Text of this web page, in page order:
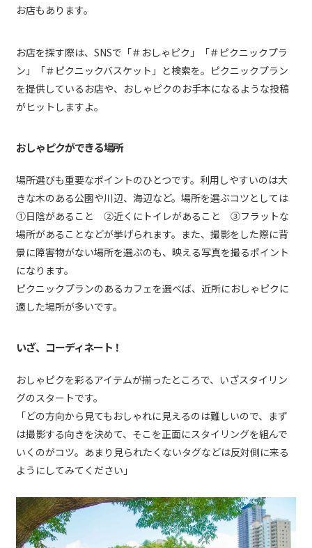
お店もあります。
お店を探す際は、SNSで「＃おしゃピク」「＃ピクニックプラ
ン」「＃ピクニックバスケット」と検索を。ピクニックプラン
を提供しているお店や、おしゃピクのお手本になるような投稿
がヒットしますよ。
おしゃピクができる場所
場所選びも重要なポイントのひとつです。利用しやすいのは大
きな木のある公園や川辺、海辺など。場所を選ぶコツとしては
①日陰があること ②近くにトイレがあること ③フラットな
場所があることなどが挙げられます。また、撮影をした際に背
景に障害物がない場所を選ぶのも、映える写真を撮るポイント
になります。
ピクニックプランのあるカフェを選べば、近所におしゃピクに
適した場所が多いです。
いざ、コーディネート！
おしゃピクを彩るアイテムが揃ったところで、いざスタイリン
グのスタートです。
「どの方向から見てもおしゃれに見えるのは難しいので、まず
は撮影する向きを決めて、そこを正面にスタイリングを組んで
いくのがコツ。あまり見られたくないタグなどは反対側に来る
ようにしてみてください」